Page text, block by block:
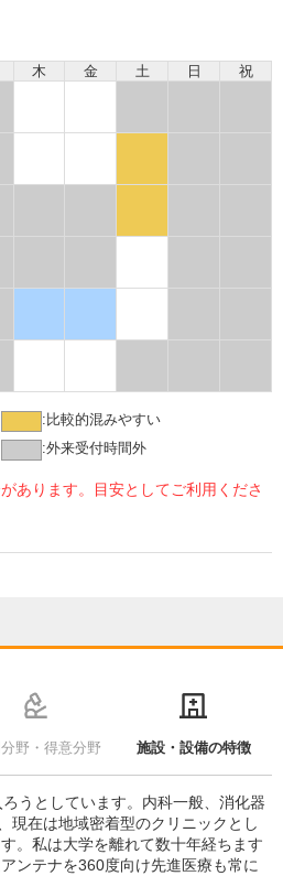
木 金 土 日 祝
: 比較的混みやすい
:外来受付時間外
あります。目安としてご利用くださ
野・得意分野 施設・設備の特徴
うとしています。内科一般、消化器
現在は地域密着型のクリニックとし
。私は大学を離れて数十年経ちます
ンテナを360度向け先進医療も常に